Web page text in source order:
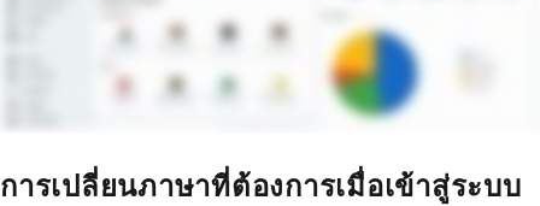
การเปลี่ยนภาษาที่ต้องการเมื่อเข้าสู่ระบบ